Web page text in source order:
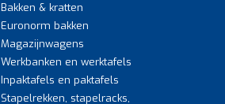
Bakken & kratten
Euronorm bakken
Magazijnwagens
Werkbanken en werktafels
Inpaktafels en paktafels
Stapelrekken, stapelracks,